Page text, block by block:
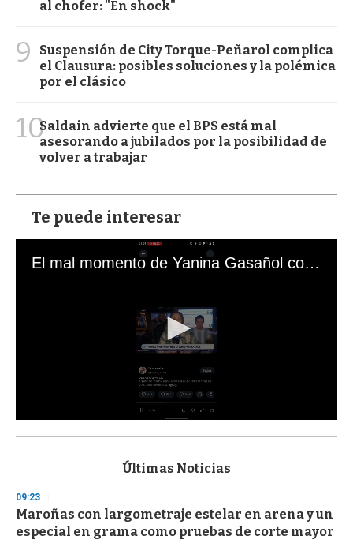
al chofer: "En shock"
9
Suspensión de City Torque-Peñarol complica
el Clausura: posibles soluciones y la polémica
por el clásico
10Saldain advierte que el BPS está mal
asesorando a jubilados por la posibilidad de
volver a trabajar
Te puede interesar
El mal momento de Yanina Gasañol con un hincha argentino en "Subrayado"
s
d
s
o
f
Últimas Noticias
09:23
Maroñas con largometraje estelar en arena y un
especial en grama como pruebas de corte mayor